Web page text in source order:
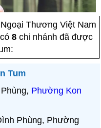
Thương Việt Nam
có8 chi nhánh đã được
Tum
Phường Kon
Phùng, Phường